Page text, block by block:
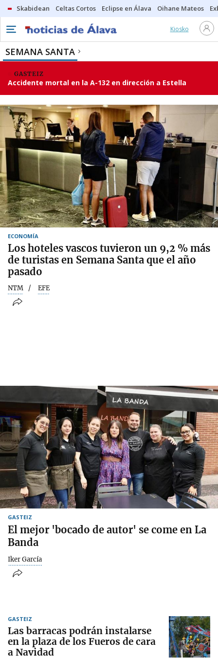
Skabidean Celtas Cortos Eclipse en Álava Oihane Mateos
Kiosko
SEMANA SANTA
GASTEIZ
Accidente mortal en la A-132 en dirección a Estella
ECONOMÍA
Los hoteles vascos tuvieron un 9,2 % más
de turistas en Semana Santa que el año
pasado
NTM EFE
GASTEIZ
El mejor 'bocado de autor' se come en La
Banda
Iker García
GASTEIZ
Las barracas podrán instalarse
en la plaza de los Fueros de cara
a Navidad